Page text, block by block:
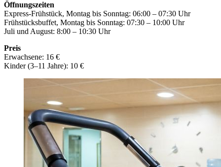
Öffnungszeiten
Express-Frühstück, Montag bis Sonntag: 06:00 – 07:30 Uhr
Frühstücksbuffet, Montag bis Sonntag: 07:30 – 10:00 Uhr
Juli und August: 8:00 – 10:30 Uhr
Preis
Erwachsene: 16 €
Kinder (3–11 Jahre): 10 €